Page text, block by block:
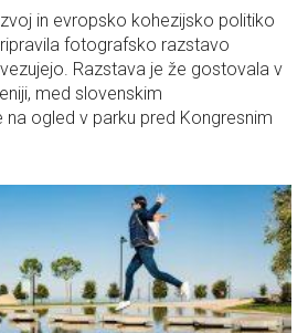
in evropsko kohezijsko politiko
fotografsko razstavo
Razstava je že gostovala v
med slovenskim
ogled v parku pred Kongresnim